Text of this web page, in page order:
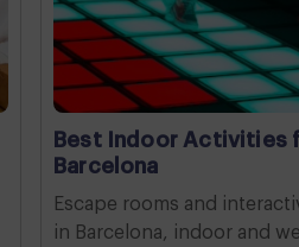
Best Indoor Activities
Barcelona
Escape rooms and
in Barcelona, indoor and